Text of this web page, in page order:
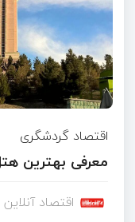
اقتصاد گردشگری
معرفی بهترین
اقتصاد آنلاین